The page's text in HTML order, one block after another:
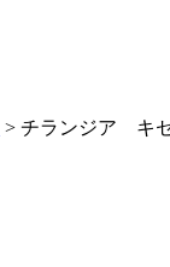
> チランジア キ